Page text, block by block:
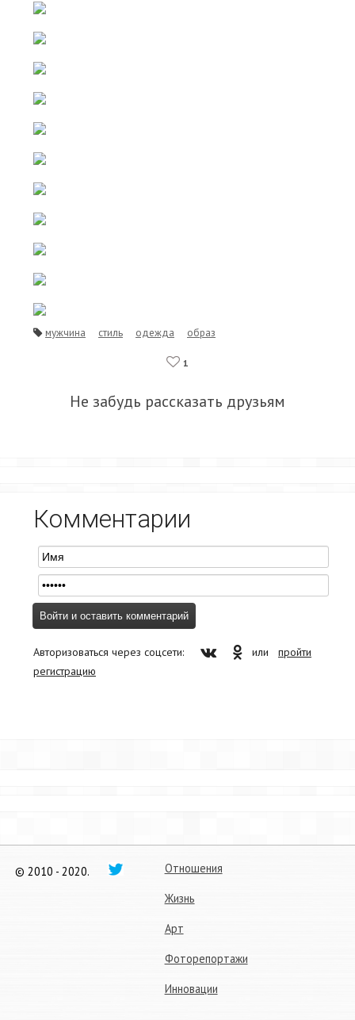
мужчина стиль одежда образ
1
Не забудь рассказать друзьям
Комментарии
Авторизоваться через соцсети: или пройти
регистрацию
© 2010 - 2020.
Отношения
Жизнь
Арт
Фоторепортажи
Инновации